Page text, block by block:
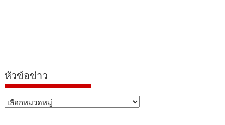
หัวข้อข่าว
หัวข้อ